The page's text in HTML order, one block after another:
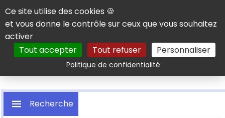
Panneau de gestion des cookies
Ce site utilise des cookies 🍪
et vous donne le contrôle sur ceux que vous souhaitez
activer
Tout accepter
Tout refuser Personnaliser
Politique de confidentialitéRechercher
Recherche